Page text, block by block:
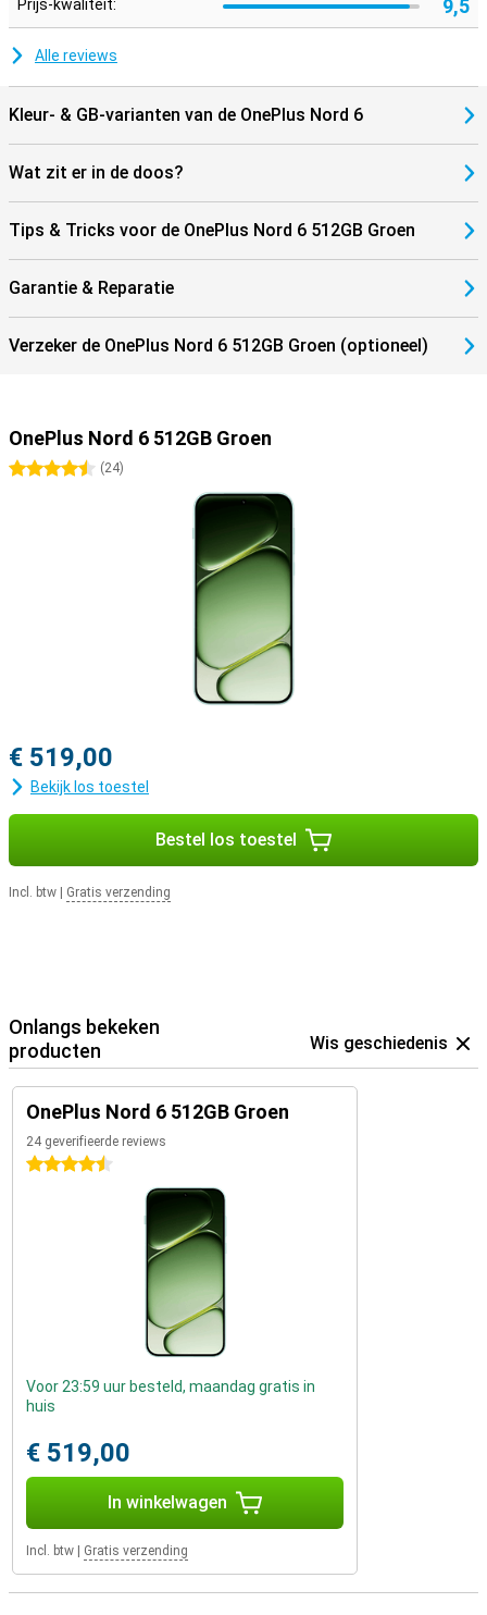
Prijs-kwaliteit: 9,5
Alle reviews
Kleur- & GB-varianten van de OnePlus Nord 6
Wat zit er in de doos?
Tips & Tricks voor de OnePlus Nord 6 512GB Groen
Garantie & Reparatie
Verzeker de OnePlus Nord 6 512GB Groen (optioneel)
OnePlus Nord 6 512GB Groen
4.5 sterren
(24)
€ 519,00
Bekijk los toestel
Bestel los toestel
Incl. btw Gratis verzending
Onlangs bekeken
producten
Wis geschiedenis
OnePlus Nord 6 512GB Groen
24 geverifieerde reviews
4.5 sterren
Voor 23:59 uur besteld, maandag gratis in
huis
€ 519,00
In winkelwagen
Incl. btw Gratis verzending